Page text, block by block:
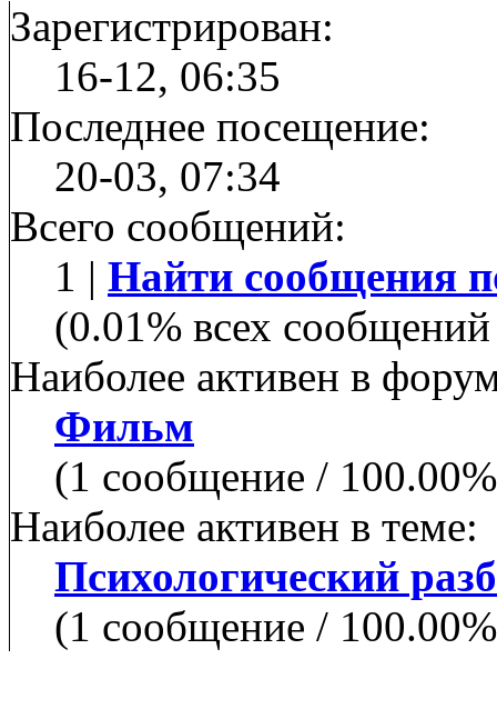
Зарегистрирован:
16-12, 06:35
Последнее посещение:
20-03, 07:34
Всего сообщений:
1 | Найти сообщения
(0.01% всех
Наиболее активен в
Фильм
(1 сообщение /
Наиболее активен в теме:
Психологический
(1 сообщение /